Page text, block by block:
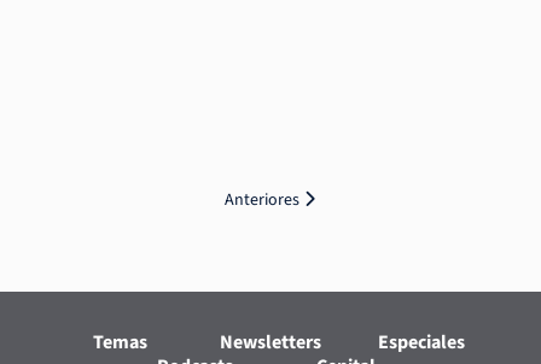
Anteriores
Temas Newsletters
Especiales